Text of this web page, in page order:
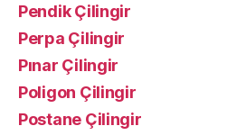
Pendik Çilingir
Perpa Çilingir
Pınar Çilingir
Poligon Çilingir
Postane Çilingir